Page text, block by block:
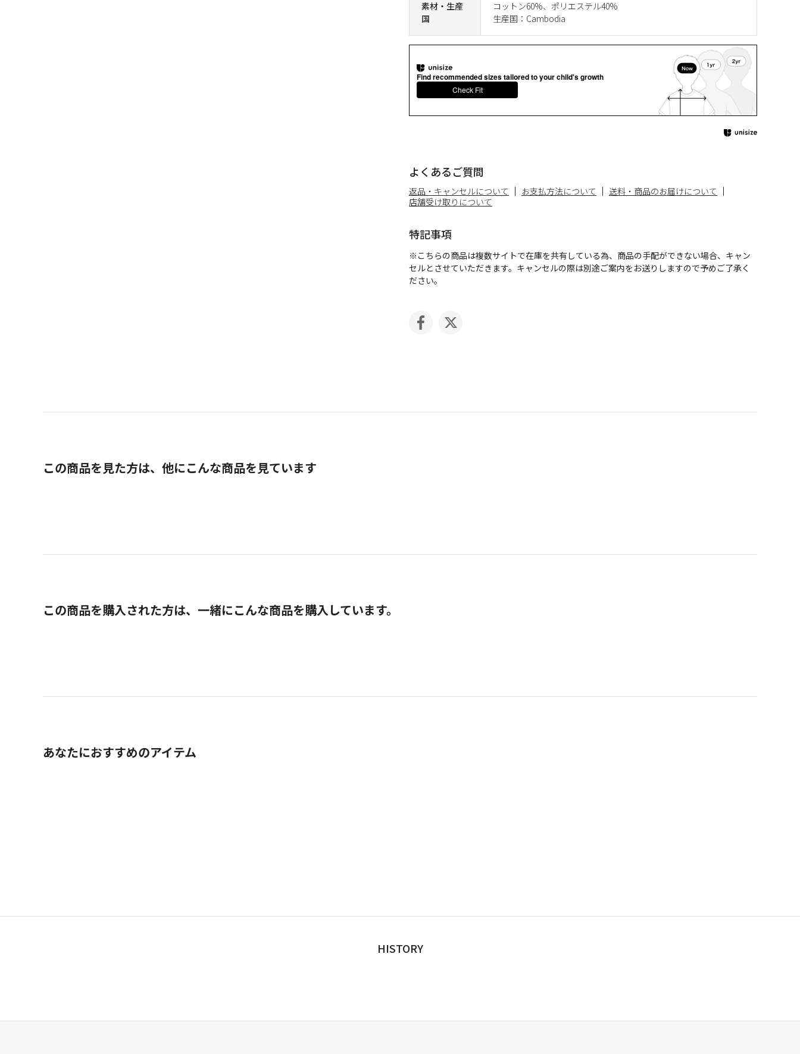
素材・生産
国
コットン60%、ポリエステル40%
生産国：Cambodia
よくあるご質問
返品・キャンセルについて お支払方法について
送料・商品のお届けについて
店舗受け取りについて
特記事項
※こちらの商品は複数サイトで在庫を共有している為、商品の手配ができない場合、キャン
セルとさせていただきます。キャンセルの際は別途ご案内をお送りしますので予めご了承く
ださい。
Find recommended sizes tailored to your child's growth
Check Fit
この商品を見た方は、他にこんな商品を見ています
この商品を購入された方は、一緒にこんな商品を購入しています。
あなたにおすすめのアイテム
HISTORY